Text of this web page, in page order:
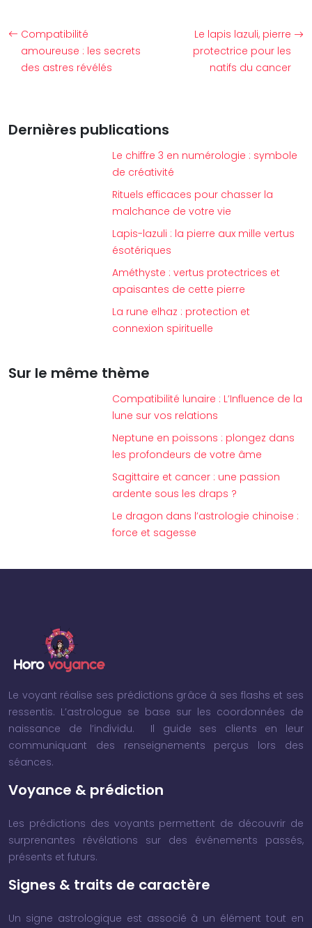
Compatibilité
amoureuse : les secrets
des astres révélés
Le lapis lazuli, pierre
protectrice pour les
natifs du cancer
Dernières publications
Le chiffre 3 en numérologie : symbole
de créativité
Rituels efficaces pour chasser la
malchance de votre vie
Lapis-lazuli : la pierre aux mille vertus
ésotériques
Améthyste : vertus protectrices et
apaisantes de cette pierre
La rune elhaz : protection et
connexion spirituelle
Sur le même thème
Compatibilité lunaire : L’Influence de la
lune sur vos relations
Neptune en poissons : plongez dans
les profondeurs de votre âme
Sagittaire et cancer : une passion
ardente sous les draps ?
Le dragon dans l’astrologie chinoise :
force et sagesse
Le voyant réalise ses prédictions grâce à ses flashs et ses
ressentis. L’astrologue se base sur les coordonnées de
naissance de l’individu. Il guide ses clients en leur
communiquant des renseignements perçus lors des
séances.
Voyance & prédiction
Les prédictions des voyants permettent de découvrir de
surprenantes révélations sur des événements passés,
présents et futurs.
Signes & traits de caractère
Un signe astrologique est associé à un élément tout en